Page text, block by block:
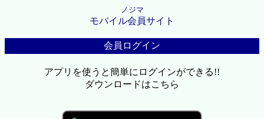
ノジマ
モバイル会員サイト
会員ログイン
アプリを使うと簡単にログインができる!!
ダウンロードはこちら